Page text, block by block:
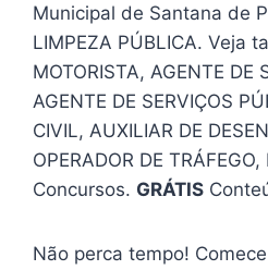
Municipal de Santana de
LIMPEZA PÚBLICA. Veja
MOTORISTA, AGENTE DE
AGENTE DE SERVIÇOS
CIVIL, AUXILIAR DE
OPERADOR DE
Concursos. GRÁTIS
Não perca tempo!